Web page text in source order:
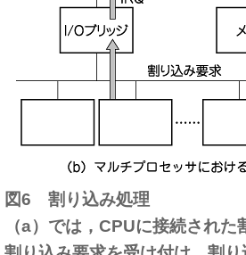
図6 割り込み処理
（a）では，CPUに接続され